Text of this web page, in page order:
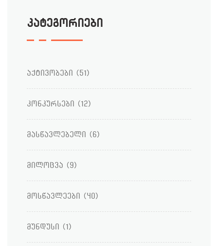
კატეგორიები
აქტივობები (51)
კონკურსები (12)
მასწავლებელი (6)
მილოცვა (9)
მოსწავლეები (40)
მუნდუსი (1)